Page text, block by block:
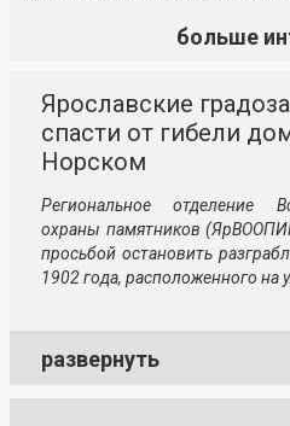
больше
Ярославские
спасти от гибели
Норском
Региональное отделение
охраны памятников
просьбой остановить
1902 года, расположенного на
развернуть